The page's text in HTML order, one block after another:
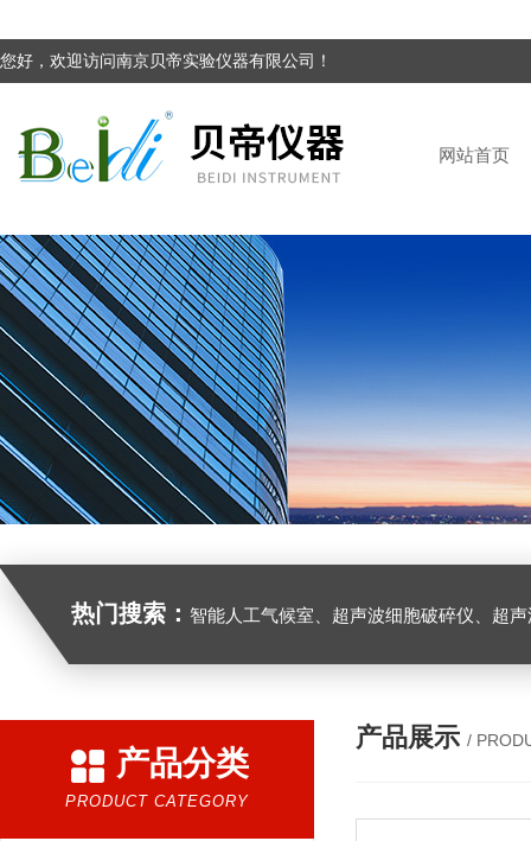
您好，欢迎访问南京贝帝实验仪器有限公司！
网站首页
热门搜索： 智能人工气候室、超声波细胞破碎仪、超
产品分类
PRODUCT CATEGORY
产品展示 /